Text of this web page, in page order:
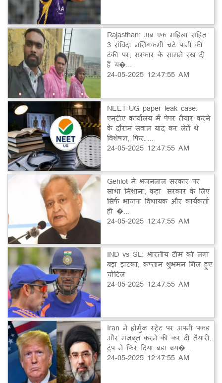
Rajasthan: अब एक महिला सहित
3 संविदा नर्सिंगकर्मी चढ़े पानी की
टंकी पर, सरकार के सामने रख दी
हैं य�...
24-05-2025 12:47:55 AM
NEET-UG paper leak case:
एनटीए कार्यालय में पेपर तैयार करने
के दौरान सवाल याद कर लेते थे
विशेषज्ञ, फिर…...
24-05-2025 12:47:55 AM
Gehlot ने भजनलाल सरकार पर
साधा निशाना, कहा- सरकार के लिए
सिर्फ भाजपा विधायक और कार्यकर्ता
ही �...
24-05-2025 12:47:55 AM
IND vs SL: भारतीय टीम को लगा
बड़ा झटका, कप्तान शुभमन गिल हुए
चोटिल
24-05-2025 12:47:55 AM
Iran ने होर्मुज स्ट्रेट पर अपनी पकड़
और मजबूत करने की कर दी तैयारी,
ट्रंप ने फिर दिया बड़ा बय�...
24-05-2025 12:47:55 AM